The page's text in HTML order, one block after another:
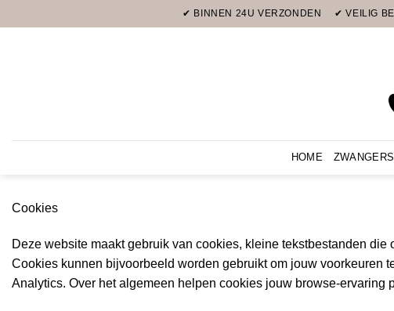
naar
✔ BINNEN 24U VERZONDEN ✔ VEILIG
HOME
Cookies
Deze website maakt gebruik van cookies, kleine tekstbestanden
Cookies kunnen bijvoorbeeld worden gebruikt om jouw voorkeuren
Analytics. Over het algemeen helpen cookies jouw browse-ervaring